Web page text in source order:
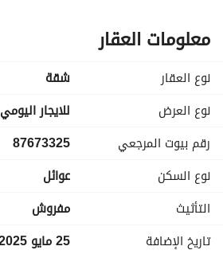
جلسة جانبية أنيقة
ركن تحضيري (مطبخ صغير)
دورة مياه
الموقع:
يقع في قلب الرياض، بالقرب من:
المستشفى العسكري
الدوائر الحكومية
أبرز المرافق والخدمات والوجهات الحيوية
المميزات:
معلومات العقار
نوع العقار
شقة
نوع العرض
للايجار اليومي
رقم بيوت المرجعي
87673325
نوع السكن
عوائل
التأثيث
مفروش
تاريخ الإضافة
25 مايو 2025